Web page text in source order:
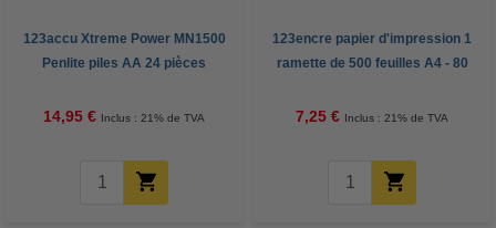
123accu Xtreme Power MN1500
Penlite piles AA 24 pièces
14,95 € Inclus : 21% de TVA
123encre papier d'impression 1
ramette de 500 feuilles A4 - 80
7,25 € Inclus : 21% de TVA